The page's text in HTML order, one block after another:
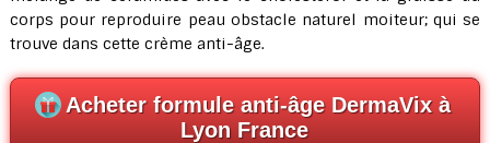
corps pour reproduire peau obstacle naturel moiteur; qui se
trouve dans cette crème anti-âge.
Acheter formule anti-âge DermaVix à
Lyon France